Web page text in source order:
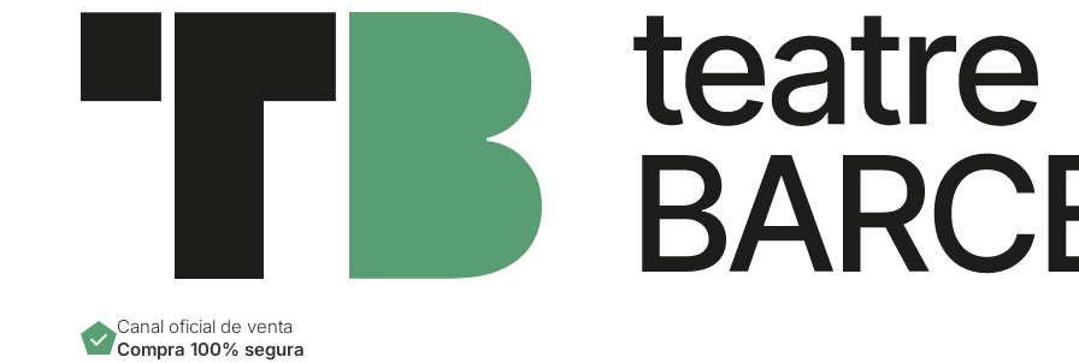
Canal oficial de venta
Compra 100% segura